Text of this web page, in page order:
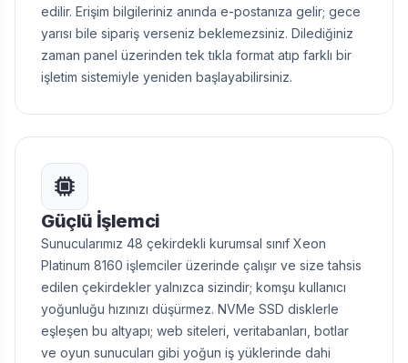
edilir. Erişim bilgileriniz anında e-postanıza gelir; gece
yarısı bile sipariş verseniz beklemezsiniz. Dilediğiniz
zaman panel üzerinden tek tıkla format atıp farklı bir
işletim sistemiyle yeniden başlayabilirsiniz.
Güçlü İşlemci
Sunucularımız 48 çekirdekli kurumsal sınıf Xeon
Platinum 8160 işlemciler üzerinde çalışır ve size tahsis
edilen çekirdekler yalnızca sizindir; komşu kullanıcı
yoğunluğu hızınızı düşürmez. NVMe SSD disklerle
eşleşen bu altyapı; web siteleri, veritabanları, botlar
ve oyun sunucuları gibi yoğun iş yüklerinde dahi